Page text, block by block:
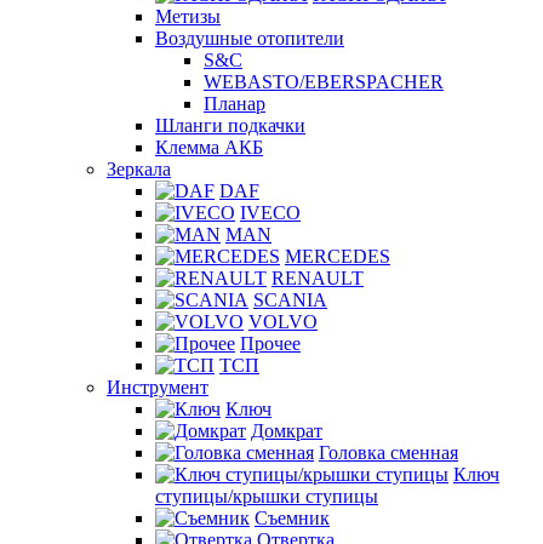
Метизы
Воздушные отопители
S&C
WEBASTO/EBERSPACHER
Планар
Шланги подкачки
Клемма АКБ
Зеркала
DAF
IVECO
MAN
MERCEDES
RENAULT
SCANIA
VOLVO
Прочее
ТСП
Инструмент
Ключ
Домкрат
Головка сменная
Ключ
ступицы/крышки ступицы
Съемник
Отвертка